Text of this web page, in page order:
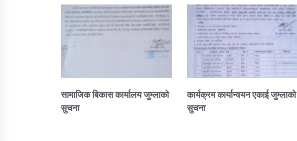
सामाजिक बिकास कार्यालय जुम्लाकाे
सुचना
कार्यक्रम कार्यान्वयन एकाई जुम्लाको
सुचना